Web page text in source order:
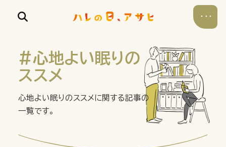
#心地よい眠りの
ススメ
心地よい眠りのススメに関する記事の
一覧です。